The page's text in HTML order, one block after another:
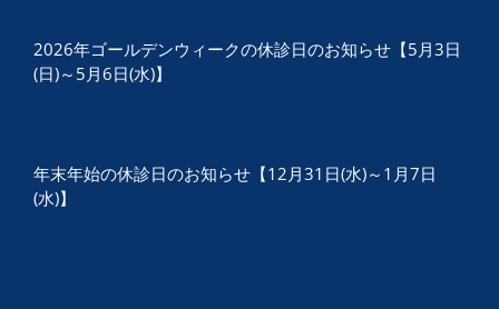
2026年ゴールデンウィークの休診日のお知らせ【5月3日
(日)～5月6日(水)】
年末年始の休診日のお知らせ【12月31日(水)～1月7日
(水)】